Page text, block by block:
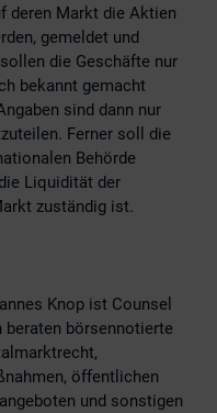
deren Markt die Aktien
gemeldet und
die Geschäfte nur
bekannt gemacht
sind dann nur
Ferner soll die
Behörde
Liquidität der
zuständig ist.
Knop ist Counsel
beraten börsennotierte
öffentlichen
und sonstigen